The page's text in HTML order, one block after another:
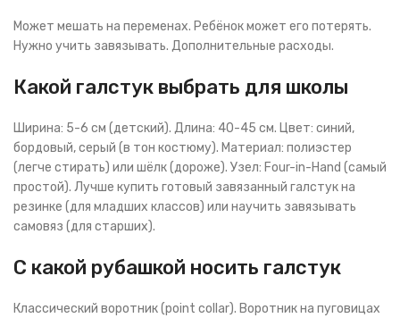
Может мешать на переменах. Ребёнок может его потерять.
Нужно учить завязывать. Дополнительные расходы.
Какой галстук выбрать для школы
Ширина: 5-6 см (детский). Длина: 40-45 см. Цвет: синий,
бордовый, серый (в тон костюму). Материал: полиэстер
(легче стирать) или шёлк (дороже). Узел: Four-in-Hand (самый
простой). Лучше купить готовый завязанный галстук на
резинке (для младших классов) или научить завязывать
самовяз (для старших).
С какой рубашкой носить галстук
Классический воротник (point collar). Воротник на пуговицах